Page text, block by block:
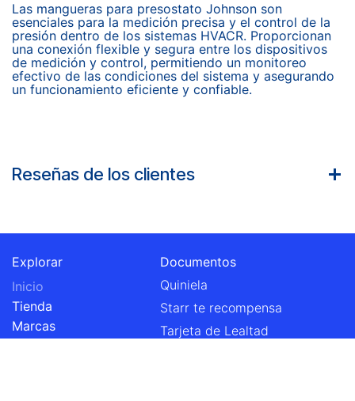
Las mangueras para presostato Johnson son
esenciales para la medición precisa y el control de la
presión dentro de los sistemas HVACR. Proporcionan
una conexión flexible y segura entre los dispositivos
de medición y control, permitiendo un monitoreo
efectivo de las condiciones del sistema y asegurando
un funcionamiento eficiente y confiable.
Reseñas de los clientes
Explorar
Inicio
Tienda
Marcas
Documentos
Quiniela
Starr te recompensa
Tarjeta de Lealtad